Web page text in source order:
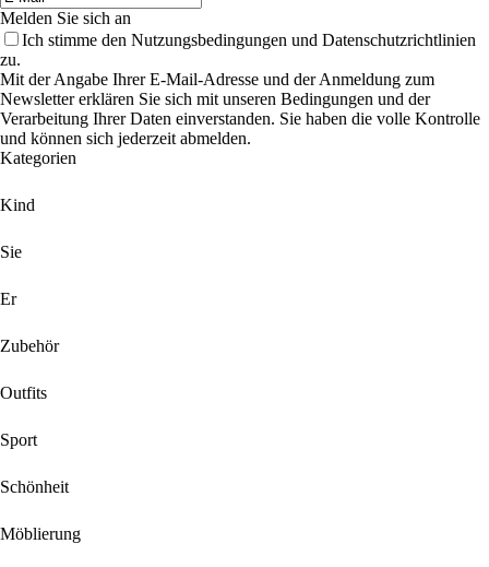
Melden Sie sich an
Ich stimme den Nutzungsbedingungen und Datenschutzrichtlinien
zu.
Mit der Angabe Ihrer E-Mail-Adresse und der Anmeldung zum
Newsletter erklären Sie sich mit unseren Bedingungen und der
Verarbeitung Ihrer Daten einverstanden. Sie haben die volle Kontrolle
und können sich jederzeit abmelden.
Kategorien
Kind
Sie
Er
Zubehör
Outfits
Sport
Schönheit
Möblierung